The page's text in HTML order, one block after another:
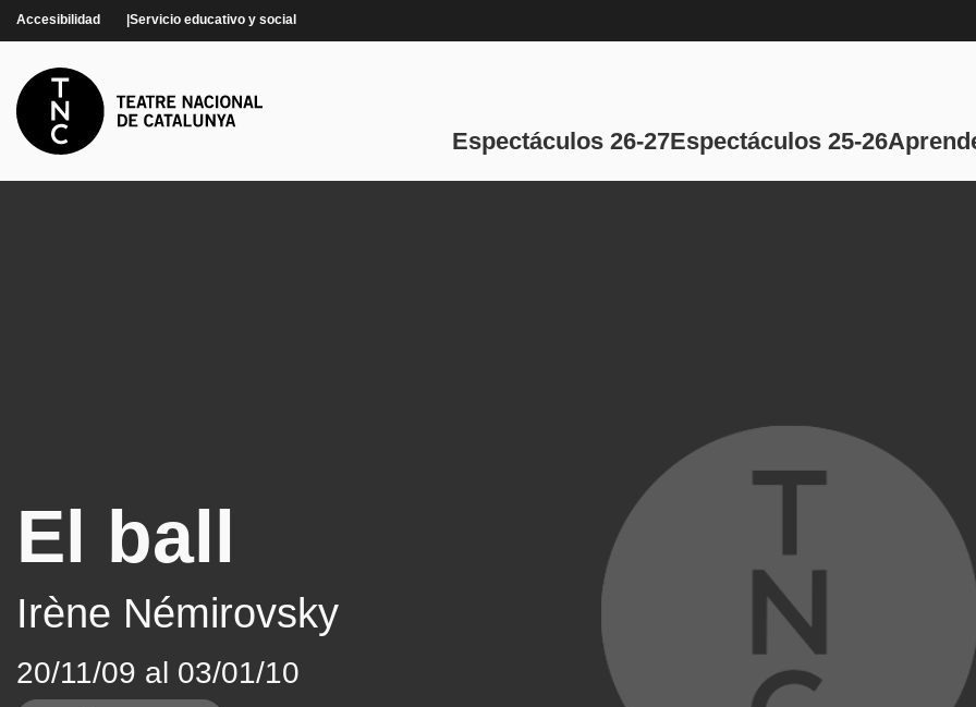
Accesibilidad Servicio educativo y social
Navegación
Espectáculos 26-27Espectáculos 25-26
El ball
Irène Némirovsky
20/11/09 al 03/01/10